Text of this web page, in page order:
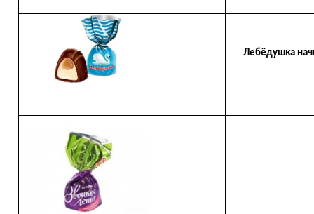
Лебёдушка